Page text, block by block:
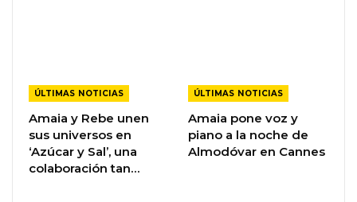
ÚLTIMAS NOTICIAS
Amaia y Rebe unen
sus universos en
‘Azúcar y Sal’, una
colaboración tan…
ÚLTIMAS NOTICIAS
Amaia pone voz y
piano a la noche de
Almodóvar en Cannes